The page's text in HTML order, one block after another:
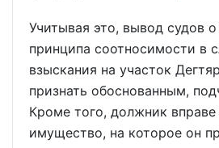
Учитывая это, вывод судов
принципа соотносимости в
взыскания на участок
признать обоснованным,
Кроме того, должник вправе
имущество, на которое он